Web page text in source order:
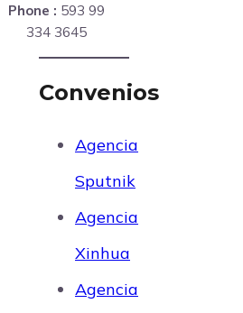
Phone : 593 99
334 3645
Convenios
Agencia
Sputnik
Agencia
Xinhua
Agencia